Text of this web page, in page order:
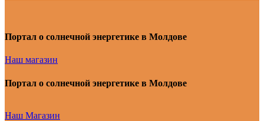
Портал о солнечной энергетике в Молдове
Наш магазин
Портал о солнечной энергетике в Молдове
Наш Магазин